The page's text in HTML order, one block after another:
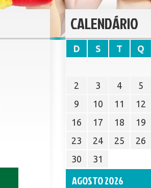
CALENDÁRIO
D S T Q
2
3 4 5
9
10 11 12
16
17 18 19
23
24 25 26
30
31
AGOSTO 2026